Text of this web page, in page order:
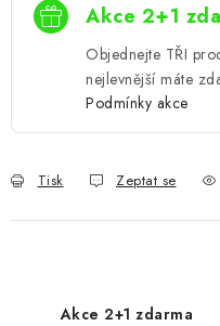
Akce 2+1
Objednejte TŘI
nejlevnější máte
Podmínky akce
Tisk Zeptat se
Akce 2+1 zdarma